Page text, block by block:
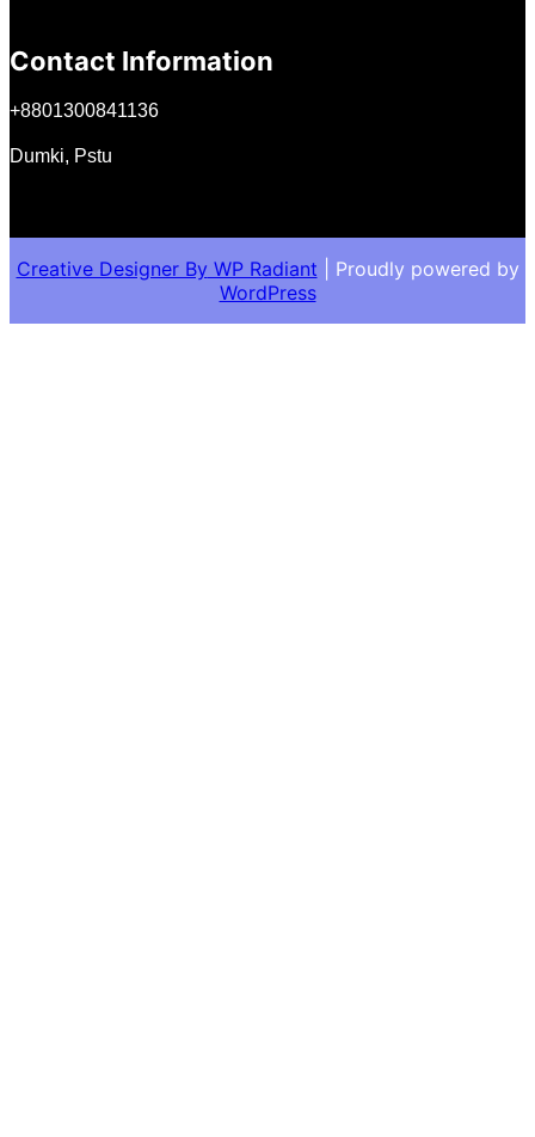
Contact Information
+8801300841136
Dumki, Pstu
Creative Designer By WP Radiant | Proudly powered by
WordPress